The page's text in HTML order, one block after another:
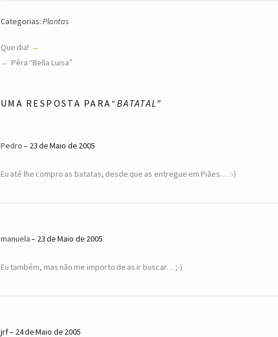
Categorias:Plantas
Que dia!
Pêra “Bella Luisa”
UMA RESPOSTA PARA“BATATAL”
Pedro 23 de Maio de 2005
Eu até lhe compro as batatas, desde que as entregue em Piães… :-)
manuela 23 de Maio de 2005
Eu também, mas não me importo de as ir buscar… ;-)
jrf 24 de Maio de 2005